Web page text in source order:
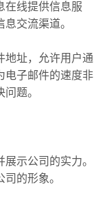
线提供信息服
交流渠道。
址，允许用户通
电子邮件的速度非
题。
示公司的实力。
的形象。